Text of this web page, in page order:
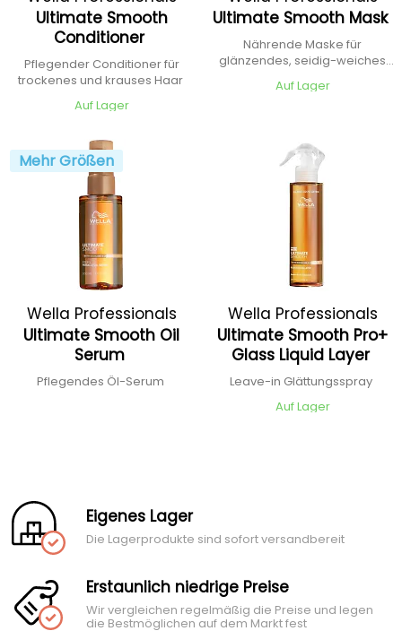
Ultimate Smooth
Conditioner
Pflegender Conditioner für
trockenes und krauses Haar
Auf Lager
Ultimate Smooth Mask
Nährende Maske für
glänzendes, seidig-weiches
Auf Lager
Mehr Größen
Wella Professionals
Ultimate Smooth Oil
Serum
Pflegendes Öl-Serum
Wella Professionals
Ultimate Smooth Pro+
Glass Liquid Layer
Leave-in Glättungsspray
Auf Lager
Eigenes Lager
Die Lagerprodukte sind sofort versandbereit
Erstaunlich niedrige Preise
Wir vergleichen regelmäßig die Preise und legen
die Bestmöglichen auf dem Markt fest